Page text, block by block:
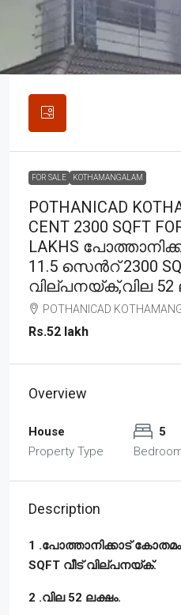
FOR SALE KOTHAMANGALAM
POTHANICAD
CENT 2300 SQFT
LAKHS
11.5 സെൻറ് 2300
വില്പനയ്ക്,വില 52
POTHANICAD
Rs.52 lakh
Overview
House
Property Type
5
Description
1 .പോത്താനിക്കാട്
SQFT വീട് വില്പനയ്ക്.
2 .വില 52 ലക്ഷം.